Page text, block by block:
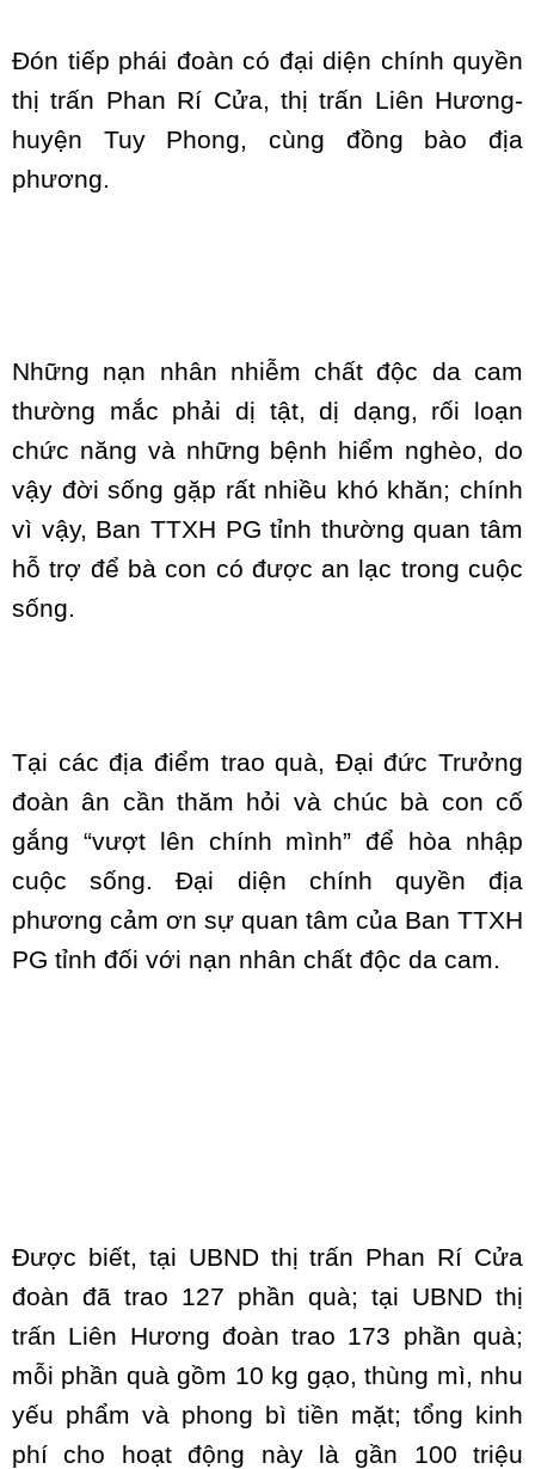
Đón tiếp phái đoàn có đại diện chính quyền
thị trấn Phan Rí Cửa, thị trấn Liên Hương-
huyện Tuy Phong, cùng đồng bào địa
phương.
Những nạn nhân nhiễm chất độc da cam
thường mắc phải dị tật, dị dạng, rối loạn
chức năng và những bệnh hiểm nghèo, do
vậy đời sống gặp rất nhiều khó khăn; chính
vì vậy, Ban TTXH PG tỉnh thường quan tâm
hỗ trợ để bà con có được an lạc trong cuộc
sống.
Tại các địa điểm trao quà, Đại đức Trưởng
đoàn ân cần thăm hỏi và chúc bà con cố
gắng “vượt lên chính mình” để hòa nhập
cuộc sống. Đại diện chính quyền địa
phương cảm ơn sự quan tâm của Ban TTXH
PG tỉnh đối với nạn nhân chất độc da cam.
Được biết, tại UBND thị trấn Phan Rí Cửa
đoàn đã trao 127 phần quà; tại UBND thị
trấn Liên Hương đoàn trao 173 phần quà;
mỗi phần quà gồm 10 kg gạo, thùng mì, nhu
yếu phẩm và phong bì tiền mặt; tổng kinh
phí cho hoạt động này là gần 100 triệu